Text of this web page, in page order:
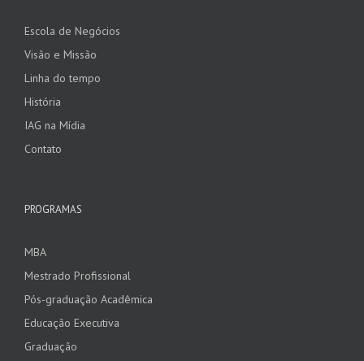
Escola de Negócios
Visão e Missão
Linha do tempo
História
IAG na Mídia
Contato
PROGRAMAS
MBA
Mestrado Profissional
Pós-graduação Acadêmica
Educação Executiva
Graduação